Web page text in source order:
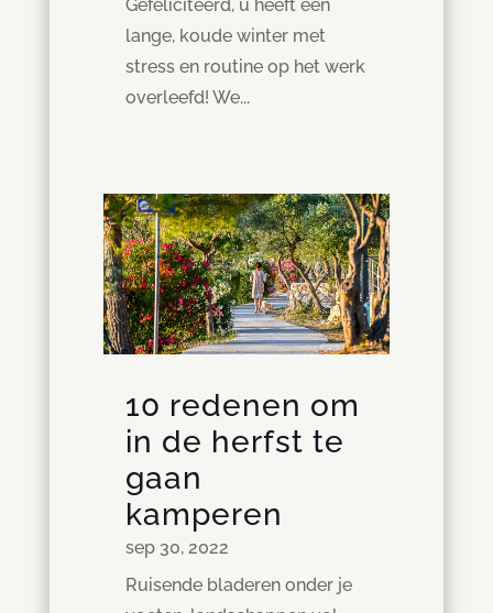
Gefeliciteerd, u heeft een
lange, koude winter met
stress en routine op het werk
overleefd! We...
10 redenen om
in de herfst te
gaan
kamperen
sep 30, 2022
Ruisende bladeren onder je